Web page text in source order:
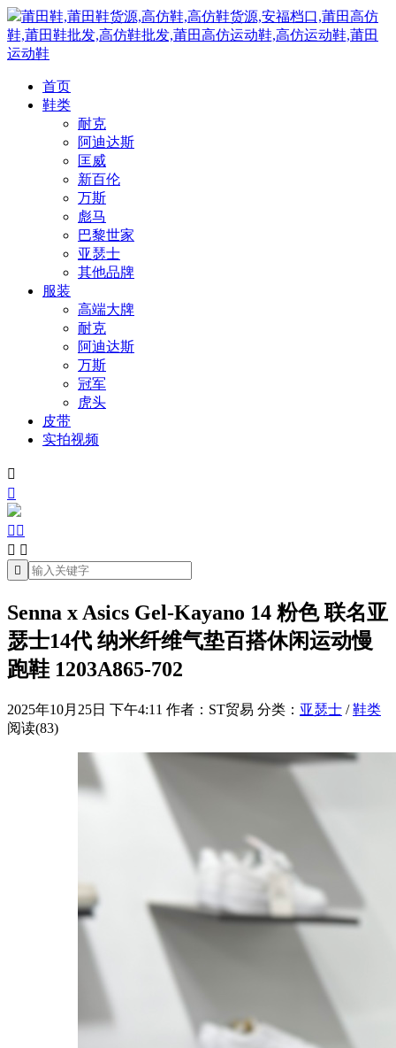
莆田鞋,莆田鞋货源,高仿鞋,高仿鞋货源,安福档口,莆田高仿
鞋,莆田鞋批发,高仿鞋批发,莆田高仿运动鞋,高仿运动鞋,莆田
运动鞋
首页
鞋类
耐克
阿迪达斯
匡威
新百伦
万斯
彪马
巴黎世家
亚瑟士
其他品牌
服装
高端大牌
耐克
阿迪达斯
万斯
冠军
虎头
皮带
实拍视频


 
 

Senna x Asics Gel-Kayano 14 粉色 联名亚
瑟士14代 纳米纤维气垫百搭休闲运动慢
跑鞋 1203A865-702
2025年10月25日 下午4:11 作者：ST贸易 分类： 亚瑟士 /鞋类
阅读(83)